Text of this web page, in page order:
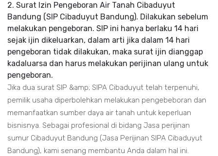
2. Surat Izin Pengeboran Air Tanah Cibaduyut
Bandung (SIP Cibaduyut Bandung). Dilakukan sebelum
melakukan pengeboran. SIP ini hanya berlaku 14 hari
sejak ijin dikeluarkan, dalam arti jika dalam 14 hari
pengeboran tidak dilakukan, maka surat ijin dianggap
kadaluarsa dan harus melakukan perijinan ulang untuk
pengeboran.
Jika dua surat SIP &amp; SIPA Cibaduyut telah terpenuhi,
pemilik usaha diperbolehkan melakukan pengebeboran dan
memanfaatkan sumber daya air tanah untuk keperluan
bisnisnya. Sebagai profesional di bidang Jasa perijinan
sumur Cibaduyut Bandung (Jasa Perijinan SIPA Cibaduyut
Bandung), kami senang membantu Anda dalam hal ini.